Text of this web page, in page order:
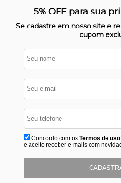
Nosso site opera
protegido
5% OFF para sua
Se cadastre em nosso site e
cupom
Concordo com os Termos de uso
e aceito receber e-mails com